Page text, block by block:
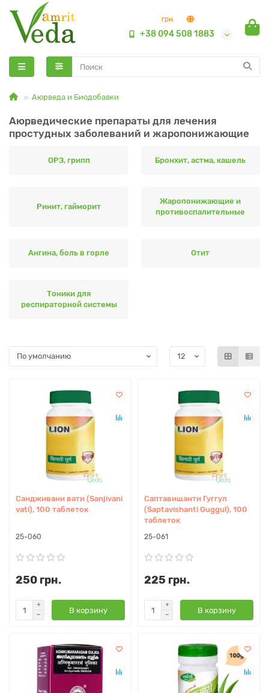
грн.
+38 094 508 1883
Аюрведа и Биодобавки
Аюрведические препараты для лечения
простудных заболеваний и жаропонижающие
ОРЗ, грипп Бронхит, астма, кашель
Ринит, гайморит
Жаропонижающие и
противоспалительные
Ангина, боль в горле Отит
Тоники для
респираторной системы
Сандживани вати (Sanjivani
vati), 100 таблеток
25-060
250 грн.
В корзину
Саптавишанти Гуггул
(Saptavishanti Guggul), 100
таблеток
25-061
225 грн.
В корзину